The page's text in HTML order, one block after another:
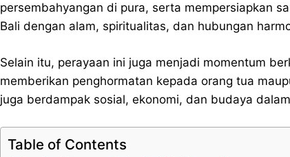
persembahyangan di pura, serta mempersiapkan
Bali dengan alam, spiritualitas, dan hubungan
Selain itu, perayaan ini juga menjadi momentum
memberikan penghormatan kepada orang tua
juga berdampak sosial, ekonomi, dan budaya
Table of Contents